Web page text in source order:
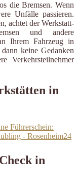
die Bremsen. Wenn
Unfälle passieren.
achtet der Werkstatt-
und andere
Ihrem Fahrzeug in
keine Gedanken
Verkehrsteilnehmer
in
Führerschein:
- Rosenheim24
in